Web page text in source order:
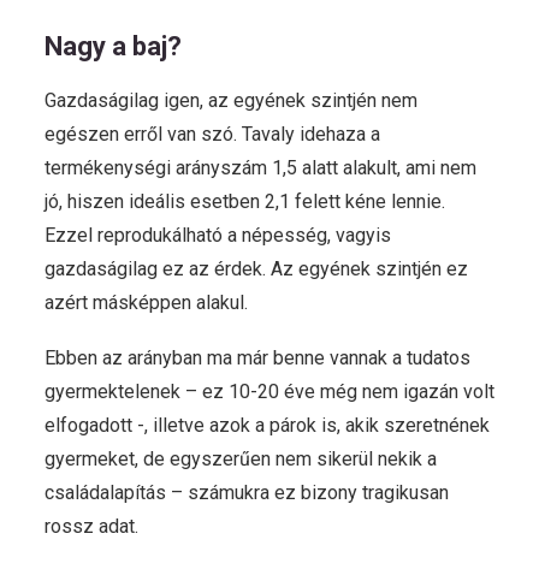
Nagy a baj?
Gazdaságilag igen, az egyének szintjén nem
egészen erről van szó. Tavaly idehaza a
termékenységi arányszám 1,5 alatt alakult, ami nem
jó, hiszen ideális esetben 2,1 felett kéne lennie.
Ezzel reprodukálható a népesség, vagyis
gazdaságilag ez az érdek. Az egyének szintjén ez
azért másképpen alakul.
Ebben az arányban ma már benne vannak a tudatos
gyermektelenek – ez 10-20 éve még nem igazán volt
elfogadott -, illetve azok a párok is, akik szeretnének
gyermeket, de egyszerűen nem sikerül nekik a
családalapítás – számukra ez bizony tragikusan
rossz adat.